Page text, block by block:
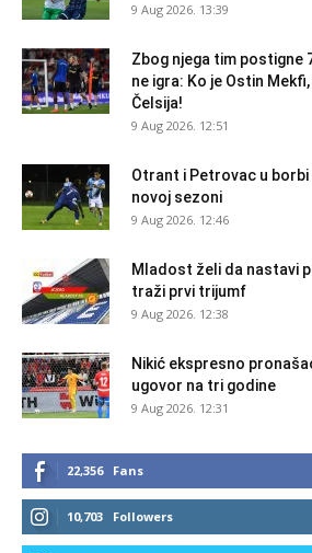
9 Aug 2026. 13:39
Zbog njega tim postigne
ne igra: Ko je Ostin
Čelsija!
9 Aug 2026. 12:51
Otrant i Petrovac u borbi
novoj sezoni
9 Aug 2026. 12:46
Mladost želi da nastavi
traži prvi trijumf
9 Aug 2026. 12:38
Nikić ekspresno
ugovor na tri godine
9 Aug 2026. 12:31
22,356 Fans
10,703 Followers